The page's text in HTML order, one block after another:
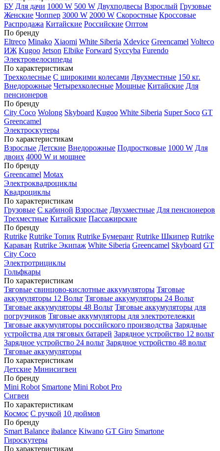
БУ Для дачи 1000 W 500 W Двухподвесы Взрослый Грузовые
Женские Чоппер 3000 W 2000 W Скоростные Кроссовые
Распродажа Китайские Российские Оптом
По бренду
Eltreco Minako Xiaomi White Siberia Xdevice Greencamel Volteco
ИЖ Kugoo Jetson Elbike Forward Syccyba Furendo
Электровелосипеды
По характеристикам
Трехколесные С широкими колесами Двухместные 150 кг.
Внедорожные Четырехколесные Мощные Китайские Для
пенсионеров
По бренду
City Coco Wolong Skyboard Kugoo White Siberia Super Soco GT
Greencamel
Электроскутеры
По характеристикам
Взрослые Детские Внедорожные Подростковые 1000 W Для
двоих 4000 W и мощнее
По бренду
Greencamel Motax
Электроквадроциклы
Квадроциклы
По характеристикам
Грузовые С кабиной Взрослые Двухместные Для пенсионеров
Трехместные Китайские Пассажирские
По бренду
Rutrike Rutrike Топик Rutrike Бумеранг Rutrike Шкипер Rutrike
Караван Rutrike Экипаж White Siberia Greencamel Skyboard GT
City Coco
Электротрициклы
Гольфкары
По характеристикам
Тяговые свинцово-кислотные аккумуляторы Тяговые
аккумуляторы 12 Вольт Тяговые аккумуляторы 24 Вольт
Тяговые аккумуляторы 48 Вольт Тяговые аккумуляторы для
погрузчиков Тяговые аккумуляторы для электротележки
Тяговые аккумуляторы российского производства Зарядные
устройства для тяговых батарей Зарядное устройство 12 вольт
Зарядное устройство 24 вольт Зарядное устройство 48 вольт
Тяговые аккумуляторы
По характеристикам
Детские Минисигвеи
По бренду
Mini Robot Smartone Mini Robot Pro
Сигвеи
По характеристикам
Космос С ручкой 10 дюймов
По бренду
Smart Balance ibalance Kiwano GT Giro Smartone
Гироскутеры
По характеристикам